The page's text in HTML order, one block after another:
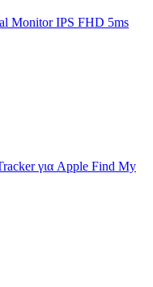
Monitor IPS FHD 5ms
για Apple Find My